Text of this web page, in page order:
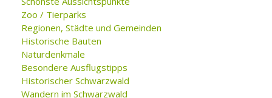
Zoo / Tierparks
Regionen, Städte und Gemeinden
Historische Bauten
Naturdenkmale
Besondere Ausflugstipps
Historischer Schwarzwald
Wandern im Schwarzwald